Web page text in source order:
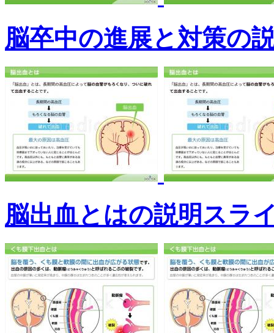
脳卒中の進展と対策の
脳出血とはの説明スラ